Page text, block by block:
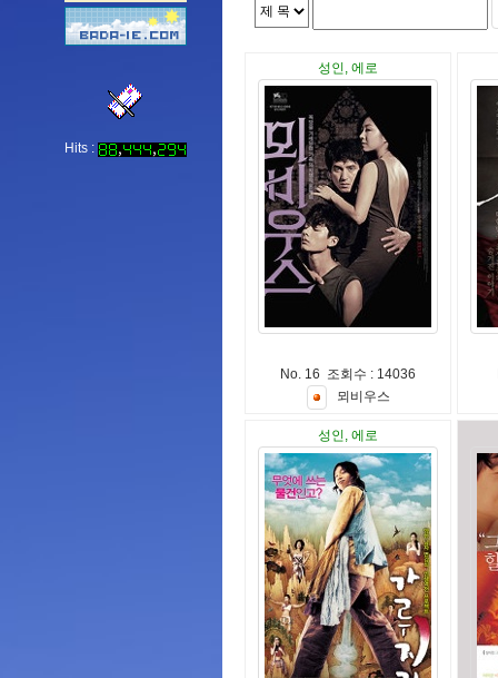
Hits :
성인, 에로
No. 16 조회수 : 14036
뫼 비 우스
성인, 에로